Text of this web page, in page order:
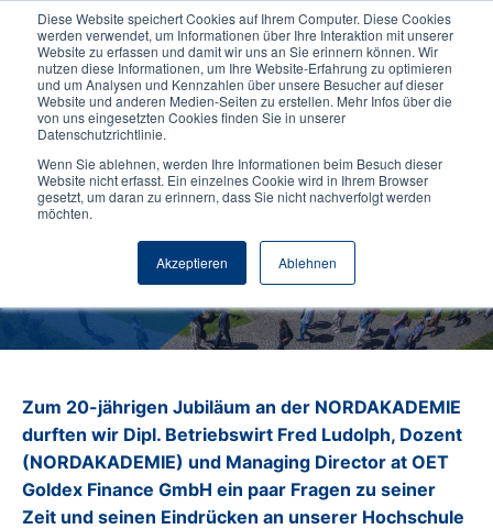
Diese Website speichert Cookies auf Ihrem Computer. Diese Cookies
werden verwendet, um Informationen über Ihre Interaktion mit unserer
Website zu erfassen und damit wir uns an Sie erinnern können. Wir
nutzen diese Informationen, um Ihre Website-Erfahrung zu optimieren
und um Analysen und Kennzahlen über unsere Besucher auf dieser
Website und anderen Medien-Seiten zu erstellen. Mehr Infos über die
von uns eingesetzten Cookies finden Sie in unserer
Datenschutzrichtlinie.
Wenn Sie ablehnen, werden Ihre Informationen beim Besuch dieser
Website nicht erfasst. Ein einzelnes Cookie wird in Ihrem Browser
gesetzt, um daran zu erinnern, dass Sie nicht nachverfolgt werden
möchten.
Akzeptieren Ablehnen
2.02.2026 Hochschule
20 Jahre an der NORDAKADEMIE
- Jubiläum von Fred Ludolph
Zum 20-jährigen Jubiläum an der NORDAKADEMIE
durften wir Dipl. Betriebswirt Fred Ludolph, Dozent
(NORDAKADEMIE) und Managing Director at OET
Goldex Finance GmbH ein paar Fragen zu seiner
Zeit und seinen Eindrücken an unserer Hochschule